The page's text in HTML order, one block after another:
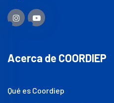
Acerca de COORDIEP
Qué es Coordiep